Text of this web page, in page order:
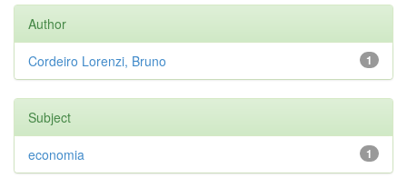
Author
1
Cordeiro Lorenzi, Bruno
Subject
1
economia